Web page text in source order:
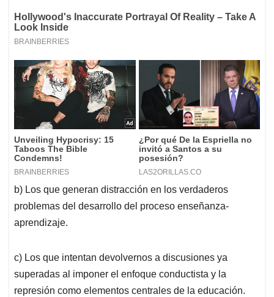
b) Los que generan distracción en los verdaderos
problemas del desarrollo del proceso enseñanza-
aprendizaje.
c) Los que intentan devolvernos a discusiones ya
superadas al imponer el enfoque conductista y la
represión como elementos centrales de la educación.